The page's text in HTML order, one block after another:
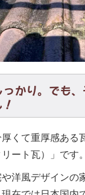
かり。でも
厚くて重厚感あ
ート瓦）」です。
洋風デザインの